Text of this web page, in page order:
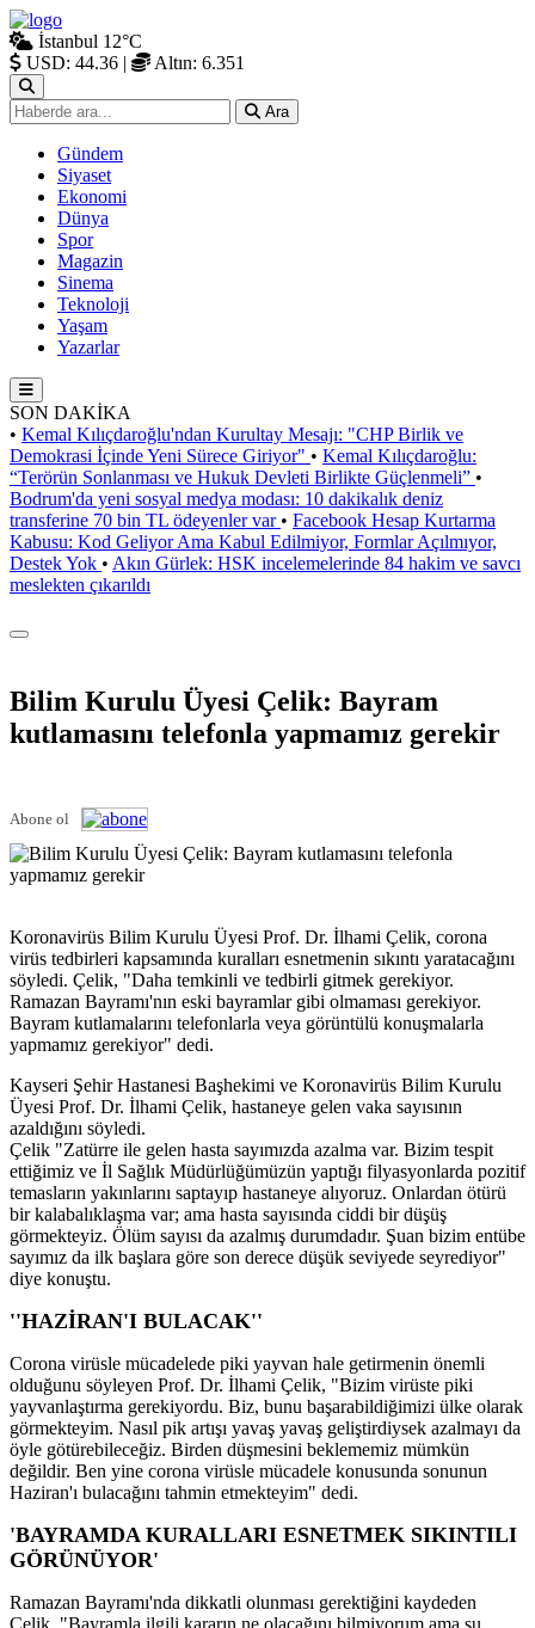
İstanbul 12°C
USD: 44.36 | Altın: 6.351
Ara
Gündem
Siyaset
Ekonomi
Dünya
Spor
Magazin
Sinema
Teknoloji
Yaşam
Yazarlar
SON DAKİKA
• Kemal Kılıçdaroğlu'ndan Kurultay Mesajı: "CHP Birlik ve
Demokrasi İçinde Yeni Sürece Giriyor" • Kemal Kılıçdaroğlu:
“Terörün Sonlanması ve Hukuk Devleti Birlikte Güçlenmeli” •
Bodrum'da yeni sosyal medya modası: 10 dakikalık deniz
transferine 70 bin TL ödeyenler var • Facebook Hesap Kurtarma
Kabusu: Kod Geliyor Ama Kabul Edilmiyor, Formlar Açılmıyor,
Destek Yok • Akın Gürlek: HSK incelemelerinde 84 hakim ve savcı
meslekten çıkarıldı
Bilim Kurulu Üyesi Çelik: Bayram
kutlamasını telefonla yapmamız gerekir
Abone ol
Koronavirüs Bilim Kurulu Üyesi Prof. Dr. İlhami Çelik, corona
virüs tedbirleri kapsamında kuralları esnetmenin sıkıntı yaratacağını
söyledi. Çelik, "Daha temkinli ve tedbirli gitmek gerekiyor.
Ramazan Bayramı'nın eski bayramlar gibi olmaması gerekiyor.
Bayram kutlamalarını telefonlarla veya görüntülü konuşmalarla
yapmamız gerekiyor" dedi.
Kayseri Şehir Hastanesi Başhekimi ve Koronavirüs Bilim Kurulu
Üyesi Prof. Dr. İlhami Çelik, hastaneye gelen vaka sayısının
azaldığını söyledi.
Çelik "Zatürre ile gelen hasta sayımızda azalma var. Bizim tespit
ettiğimiz ve İl Sağlık Müdürlüğümüzün yaptığı filyasyonlarda pozitif
temasların yakınlarını saptayıp hastaneye alıyoruz. Onlardan ötürü
bir kalabalıklaşma var; ama hasta sayısında ciddi bir düşüş
görmekteyiz. Ölüm sayısı da azalmış durumdadır. Şuan bizim entübe
sayımız da ilk başlara göre son derece düşük seviyede seyrediyor"
diye konuştu.
''HAZİRAN'I BULACAK''
Corona virüsle mücadelede piki yayvan hale getirmenin önemli
olduğunu söyleyen Prof. Dr. İlhami Çelik, "Bizim virüste piki
yayvanlaştırma gerekiyordu. Biz, bunu başarabildiğimizi ülke olarak
görmekteyim. Nasıl pik artışı yavaş yavaş geliştirdiysek azalmayı da
öyle götürebileceğiz. Birden düşmesini beklememiz mümkün
değildir. Ben yine corona virüsle mücadele konusunda sonunun
Haziran'ı bulacağını tahmin etmekteyim" dedi.
'BAYRAMDA KURALLARI ESNETMEK SIKINTILI
GÖRÜNÜYOR'
Ramazan Bayramı'nda dikkatli olunması gerektiğini kaydeden
Çelik, "Bayramla ilgili kararın ne olacağını bilmiyorum ama şu